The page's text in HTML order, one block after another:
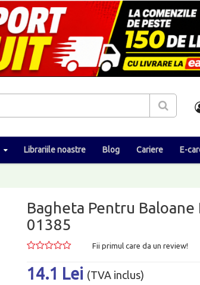
Librariile noastre Blog Cariere E-
Bagheta Pentru
01385
Fii primul care da un review!
14.1 Lei (TVA inclus)